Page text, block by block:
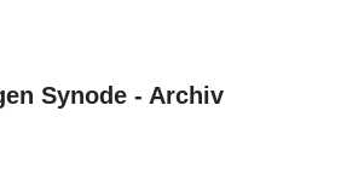
Synode - Archiv